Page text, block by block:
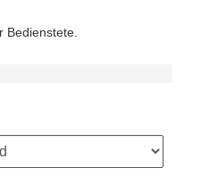
Bedienstete.